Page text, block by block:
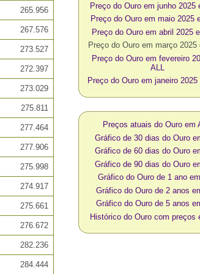
265.956
267.576
273.527
272.397
273.029
275.811
277.464
277.906
275.998
274.917
275.661
276.672
282.236
284.444
Preço do Ouro em junho 2025
Preço do Ouro em maio 2025
Preço do Ouro em abril 2025
Preço do Ouro em março 2025
Preço do Ouro em fevereiro
ALL
Preço do Ouro em janeiro 2025
Preços atuais do Ouro em
Gráfico de 30 dias do Ouro
Gráfico de 60 dias do Ouro
Gráfico de 90 dias do Ouro
Gráfico do Ouro de 1 ano
Gráfico do Ouro de 2 anos
Gráfico do Ouro de 5 anos
Histórico do Ouro com preços